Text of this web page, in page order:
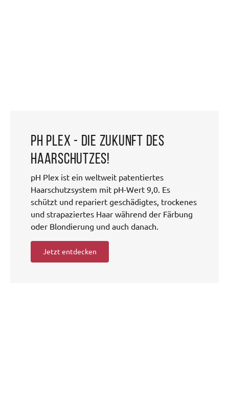
pH Plex - die Zukunft des
Haarschutzes!
pH Plex ist ein weltweit patentiertes
Haarschutzsystem mit pH-Wert 9,0. Es
schützt und repariert geschädigtes, trockenes
und strapaziertes Haar während der Färbung
oder Blondierung und auch danach.
Jetzt entdecken